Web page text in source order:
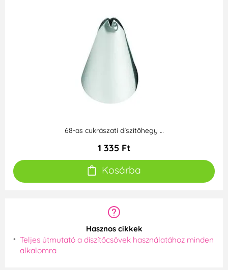
68-as cukrászati díszítőhegy …
1 335 Ft
Kosárba
Hasznos cikkek
Teljes útmutató a díszítőcsövek használatához minden
alkalomra